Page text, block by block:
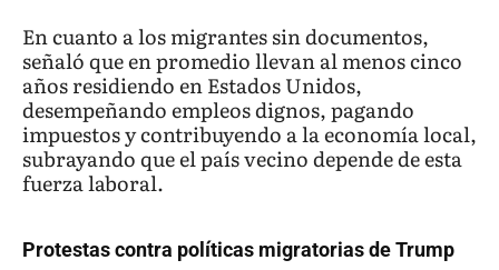
En cuanto a los migrantes sin documentos,
señaló que en promedio llevan al menos cinco
años residiendo en Estados Unidos,
desempeñando empleos dignos, pagando
impuestos y contribuyendo a la economía local,
subrayando que el país vecino depende de esta
fuerza laboral.
Protestas contra políticas migratorias de Trump